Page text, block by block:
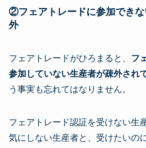
②フェアトレードに参加でき
外
フェアトレードがひろまると、
フ
参加していない生産者が疎外され
う事実も忘れてはなりません。
フェアトレード認証を受けない生
気にしない生産者と、受けたいの